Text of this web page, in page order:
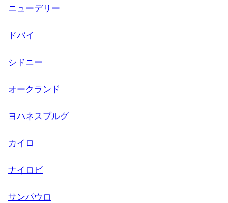
ニューデリー
ドバイ
シドニー
オークランド
ヨハネスブルグ
カイロ
ナイロビ
サンパウロ